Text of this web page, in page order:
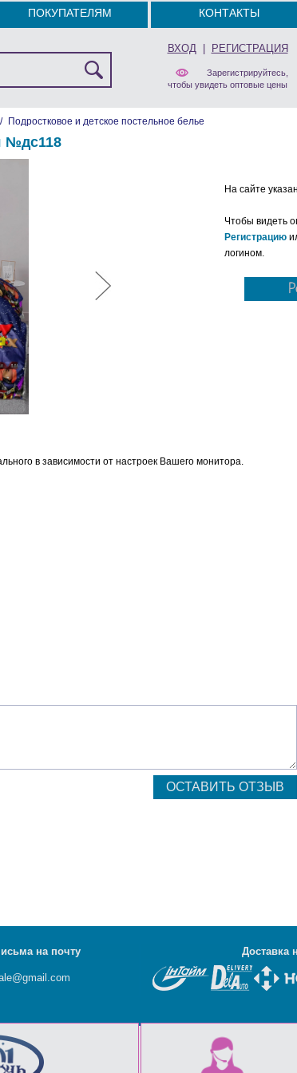
ПОКУПАТЕЛЯМ КОНТАКТЫ
ВХОД| РЕГИСТРАЦИЯ
Зарегистрируйтесь,
чтобы увидеть оптовые цены
/ Подростковое и детское постельное белье
№дс118
На сайте
Чтобы видеть
Регистрацию
логином.
в зависимости от настроек Вашего монитора.
на почту Доставка